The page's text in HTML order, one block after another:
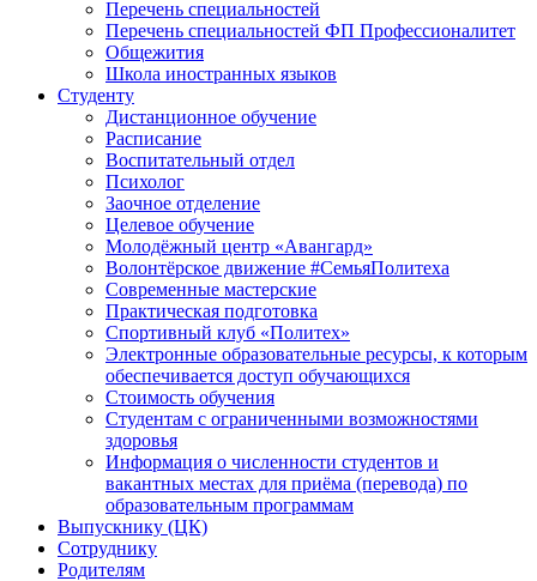
Перечень специальностей
Перечень специальностей ФП Профессионалитет
Общежития
Школа иностранных языков
Студенту
Дистанционное обучение
Расписание
Воспитательный отдел
Психолог
Заочное отделение
Целевое обучение
Молодёжный центр «Авангард»
Волонтёрское движение #СемьяПолитеха
Современные мастерские
Практическая подготовка
Спортивный клуб «Политех»
Электронные образовательные ресурсы, к которым
обеспечивается доступ обучающихся
Стоимость обучения
Студентам с ограниченными возможностями
здоровья
Информация о численности студентов и
вакантных местах для приёма (перевода) по
образовательным программам
Выпускнику (ЦК)
Сотруднику
Родителям